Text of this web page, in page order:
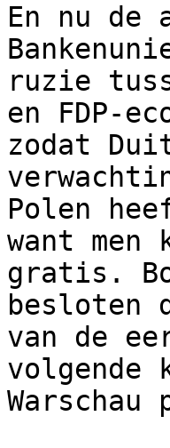
En nu de
ruzie
en FDP-
zodat
Polen
want men
gratis.
besloten
van de
volgende
Warschau